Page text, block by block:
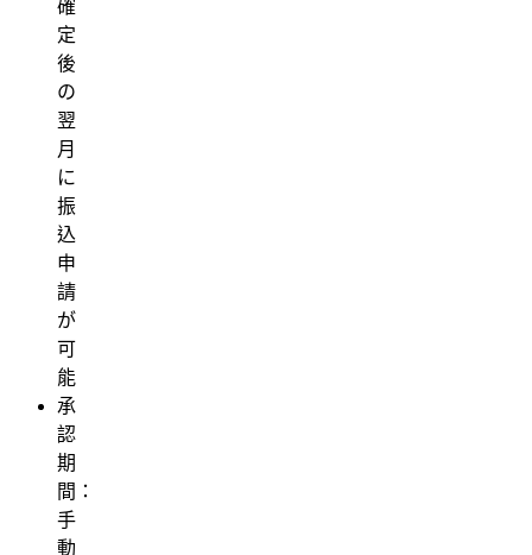
確
定
後
の
翌
月
に
振
込
申
請
が
可
能
承
認
期
間：
手
動